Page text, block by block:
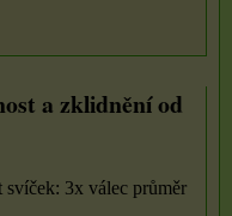
a zklidnění od
3x válec průměr